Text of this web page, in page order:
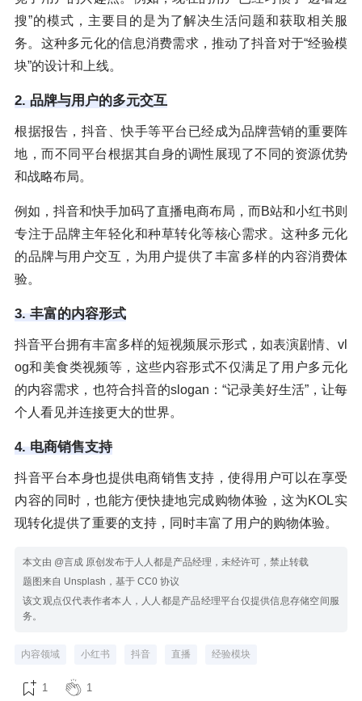
搜”的模式，主要目的是为了解决生活问题和获取相关服
务。这种多元化的信息消费需求，推动了抖音对于“经验模
块”的设计和上线。
2. 品牌与用户的多元交互
根据报告，抖音、快手等平台已经成为品牌营销的重要阵
地，而不同平台根据其自身的调性展现了不同的资源优势
和战略布局。
例如，抖音和快手加码了直播电商布局，而B站和小红书则
专注于品牌主年轻化和种草转化等核心需求。这种多元化
的品牌与用户交互，为用户提供了丰富多样的内容消费体
验。
3. 丰富的内容形式
抖音平台拥有丰富多样的短视频展示形式，如表演剧情、vl
og和美食类视频等，这些内容形式不仅满足了用户多元化
的内容需求，也符合抖音的slogan：“记录美好生活”，让每
个人看见并连接更大的世界。
4. 电商销售支持
抖音平台本身也提供电商销售支持，使得用户可以在享受
内容的同时，也能方便快捷地完成购物体验，这为KOL实
现转化提供了重要的支持，同时丰富了用户的购物体验。
本文由 @言成 原创发布于人人都是产品经理，未经许可，禁止转载
题图来自 Unsplash，基于 CC0 协议
该文观点仅代表作者本人，人人都是产品经理平台仅提供信息存储空间服
务。
内容领域 小红书 抖音 直播 经验模块
1 1